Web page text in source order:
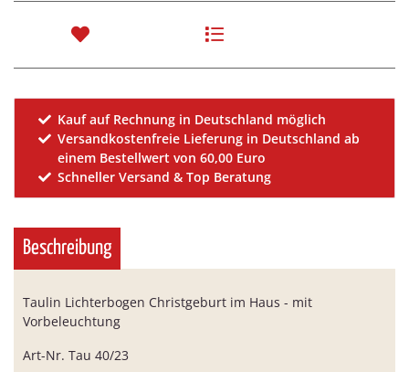
Kauf auf Rechnung in Deutschland möglich
Versandkostenfreie Lieferung in Deutschland ab
einem Bestellwert von 60,00 Euro
Schneller Versand & Top Beratung
Beschreibung
Taulin Lichterbogen Christgeburt im Haus - mit
Vorbeleuchtung
Art-Nr. Tau 40/23